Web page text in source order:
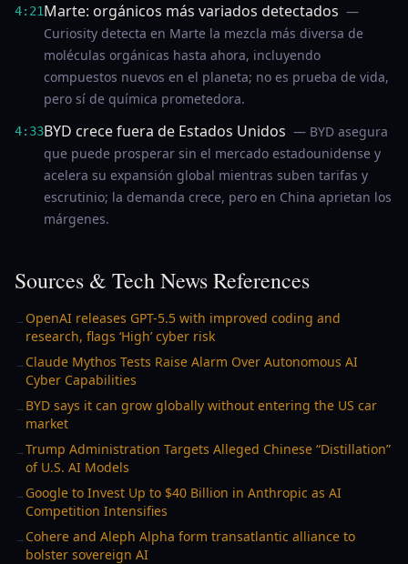
4:21Marte: orgánicos más variados detectados —
Curiosity detecta en Marte la mezcla más diversa de
moléculas orgánicas hasta ahora, incluyendo
compuestos nuevos en el planeta; no es prueba de vida,
pero sí de química prometedora.
4:33BYD crece fuera de Estados Unidos — BYD asegura
que puede prosperar sin el mercado estadounidense y
acelera su expansión global mientras suben tarifas y
escrutinio; la demanda crece, pero en China aprietan los
márgenes.
Sources & Tech News References
→ OpenAI releases GPT-5.5 with improved coding and
research, flags ‘High’ cyber risk
→ Claude Mythos Tests Raise Alarm Over Autonomous AI
Cyber Capabilities
→ BYD says it can grow globally without entering the US car
market
→Trump Administration Targets Alleged Chinese “Distillation”
of U.S. AI Models
→ Google to Invest Up to $40 Billion in Anthropic as AI
Competition Intensifies
→ Cohere and Aleph Alpha form transatlantic alliance to
bolster sovereign AI